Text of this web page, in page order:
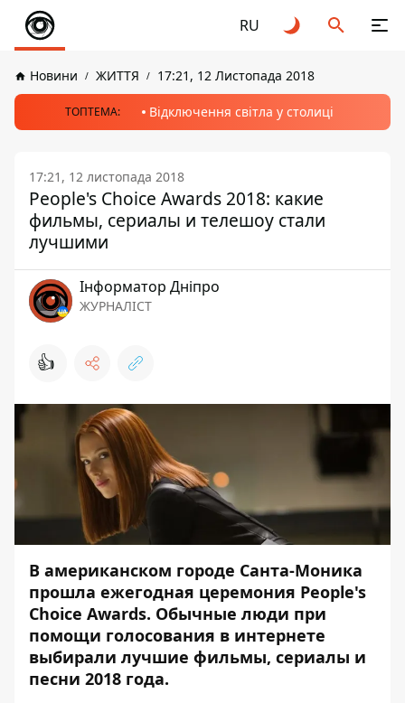
RU
Новини ЖИТТЯ 17:21, 12 Листопада 2018
ТОПТЕМА: Відключення світла у столиці
17:21, 12 листопада 2018
People's Choice Awards 2018: какие
фильмы, сериалы и телешоу стали
лучшими
Інформатор Дніпро
ЖУРНАЛІСТ
👍
В американском городе Санта-Моника
прошла ежегодная церемония People's
Choice Awards. Обычные люди при
помощи голосования в интернете
выбирали лучшие фильмы, сериалы и
песни 2018 года.